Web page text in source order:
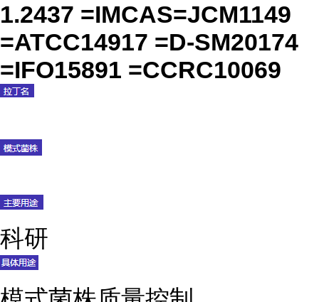
1.2437 =IMCAS=JCM1149
=ATCC14917 =D-SM20174
=IFO15891 =CCRC10069
科研